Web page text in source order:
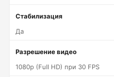
Стабилизация
Да
Разрешение видео
1080p (Full HD) при 30 FPS